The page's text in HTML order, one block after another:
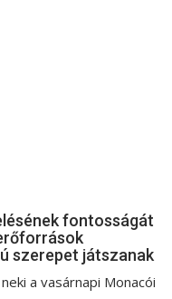
fontosságát
szerepet játszanak
a vasárnapi Monacói